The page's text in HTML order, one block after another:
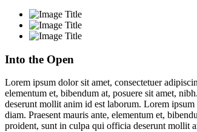
Into the Open
Lorem ipsum dolor sit amet, consectetuer
elementum et, bibendum at, posuere sit amet,
deserunt mollit anim id est laborum. Lorem
diam. Praesent mauris ante, elementum et,
proident, sunt in culpa qui officia deserunt mollit